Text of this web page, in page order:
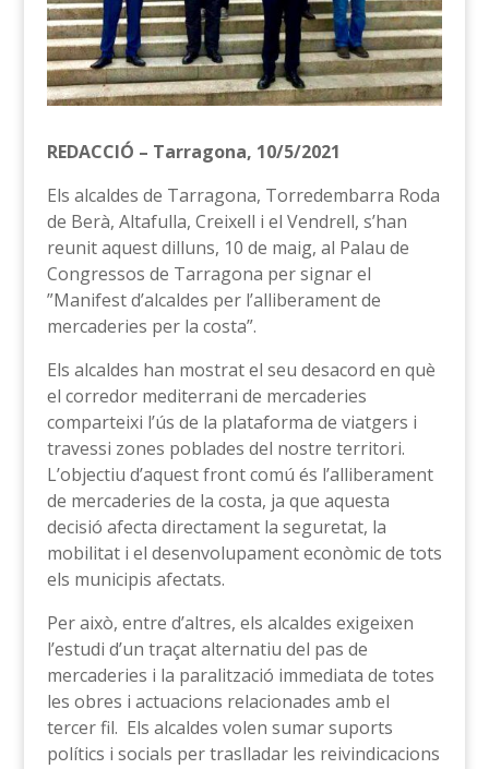
REDACCIÓ – Tarragona, 10/5/2021
Els alcaldes de Tarragona, Torredembarra Roda
de Berà, Altafulla, Creixell i el Vendrell, s’han
reunit aquest dilluns, 10 de maig, al Palau de
Congressos de Tarragona per signar el
”Manifest d’alcaldes per l’alliberament de
mercaderies per la costa”.
Els alcaldes han mostrat el seu desacord en què
el corredor mediterrani de mercaderies
comparteixi l’ús de la plataforma de viatgers i
travessi zones poblades del nostre territori.
L’objectiu d’aquest front comú és l’alliberament
de mercaderies de la costa, ja que aquesta
decisió afecta directament la seguretat, la
mobilitat i el desenvolupament econòmic de tots
els municipis afectats.
Per això, entre d’altres, els alcaldes exigeixen
l’estudi d’un traçat alternatiu del pas de
mercaderies i la paralització immediata de totes
les obres i actuacions relacionades amb el
tercer fil. Els alcaldes volen sumar suports
polítics i socials per traslladar les reivindicacions